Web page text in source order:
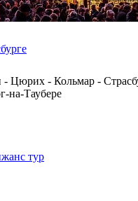
Цюрих - Кольмар -
на-Таубере
тур